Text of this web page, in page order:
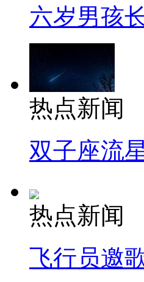
六岁男孩
热点新闻
双子座流
热点新闻
飞行员邀